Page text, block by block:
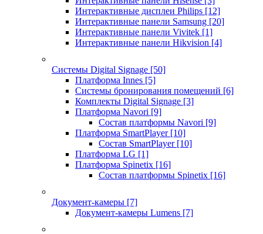
Интерактивные дисплеи Philips [12]
Интерактивные панели Samsung [20]
Интерактивные панели Vivitek [1]
Интерактивные панели Hikvision [4]
Системы Digital Signage [50]
Платформа Innes [5]
Системы бронирования помещений [6]
Комплекты Digital Signage [3]
Платформа Navori [9]
Состав платформы Navori [9]
Платформа SmartPlayer [10]
Состав SmartPlayer [10]
Платформа LG [1]
Платформа Spinetix [16]
Состав платформы Spinetix [16]
Документ-камеры [7]
Документ-камеры Lumens [7]